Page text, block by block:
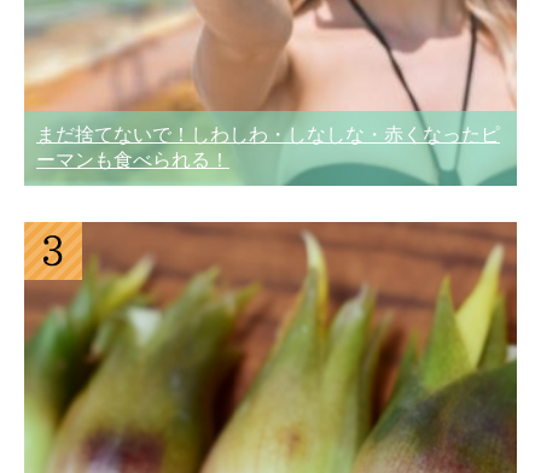
まだ捨てないで！しわしわ・しなしな・赤くなったピ
ーマンも食べられる！